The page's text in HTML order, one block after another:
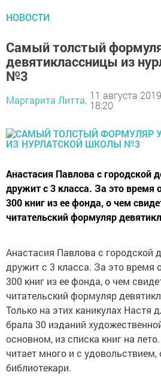
НОВОСТИ
Самый толстый
девятиклассницы из
№3
Маргарита Литта, 11 августа
18:20
Анастасия Павлова с городской
дружит с 3 класса. За это время
300 книг из ее фонда, о чем
читательский формуляр
Анастасия Павлова с городской
дружит с 3 класса. За это время
300 книг из ее фонда, о чем
читательский формуляр
Только на этих каникулах Настя
брала 30 изданий
основном, из списка книг на
читает много и с
библиотекари.